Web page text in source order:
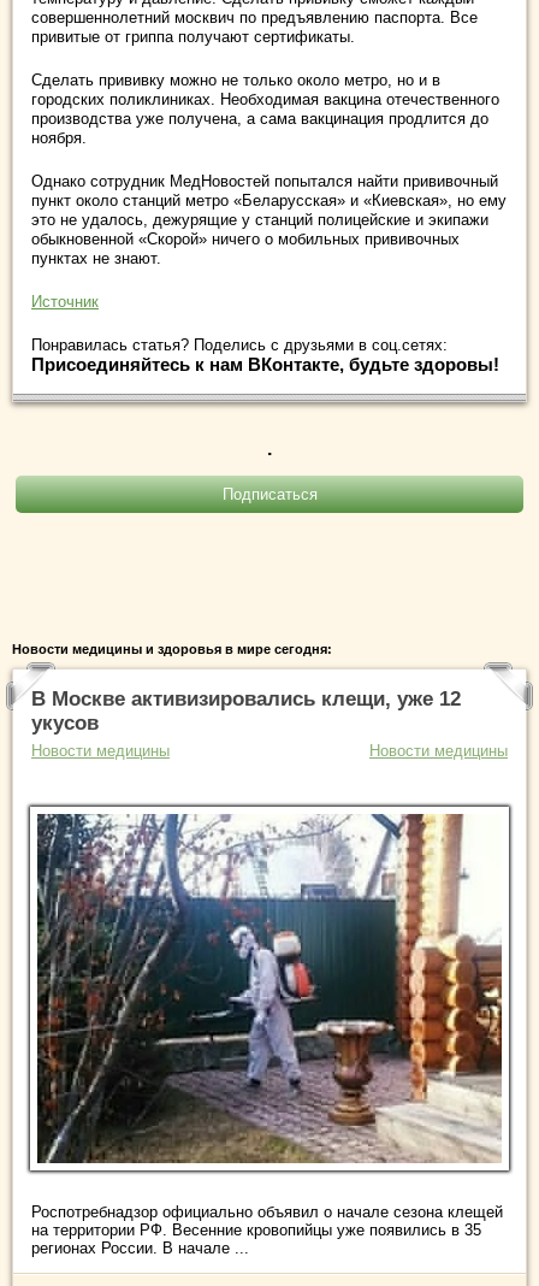
совершеннолетний москвич по предъявлению паспорта. Все
привитые от гриппа получают сертификаты.
Сделать прививку можно не только около метро, но и в
городских поликлиниках. Необходимая вакцина отечественного
производства уже получена, а сама вакцинация продлится до
ноября.
Однако сотрудник МедНовостей попытался найти прививочный
пункт около станций метро «Беларусская» и «Киевская», но ему
это не удалось, дежурящие у станций полицейские и экипажи
обыкновенной «Скорой» ничего о мобильных прививочных
пунктах не знают.
Источник
Понравилась статья? Поделись с друзьями в соц.сетях:
Присоединяйтесь к нам ВКонтакте, будьте здоровы!
.
Новости медицины и здоровья в мире сегодня:
В Москве активизировались клещи, уже 12
укусов
Новости медицины Новости медицины
Роспотребнадзор официально объявил о начале сезона клещей
на территории РФ. Весенние кровопийцы уже появились в 35
регионах России. В начале ...